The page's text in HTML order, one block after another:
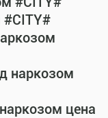
#CITY#
наркозом
цена